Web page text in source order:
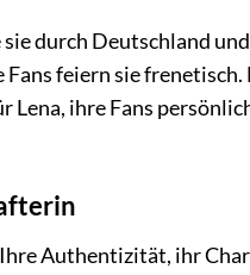
durch Deutschland
Fans feiern sie
ihre Fans
Authentizität, ihr